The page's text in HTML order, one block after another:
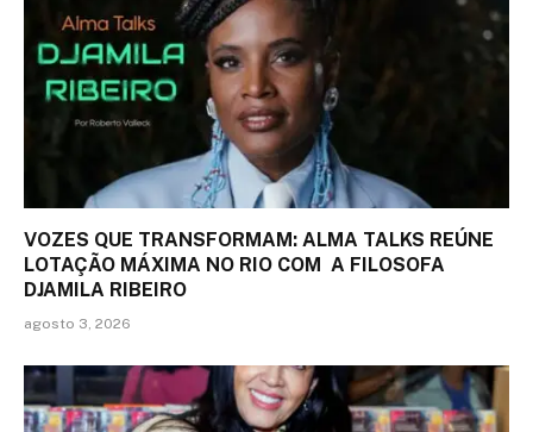
VOZES QUE TRANSFORMAM: ALMA TALKS REÚNE
LOTAÇÃO MÁXIMA NO RIO COM A FILOSOFA
DJAMILA RIBEIRO
agosto 3, 2026